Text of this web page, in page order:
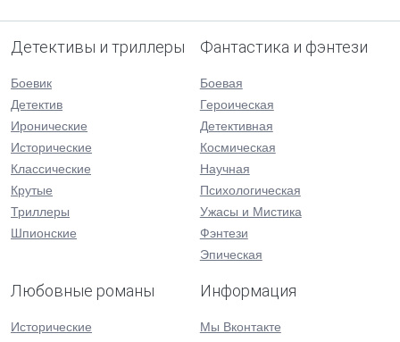
Детективы и триллеры
Боевик
Детектив
Иронические
Исторические
Классические
Крутые
Триллеры
Шпионские
Фантастика и фэнтези
Боевая
Героическая
Детективная
Космическая
Научная
Психологическая
Ужасы и Мистика
Фэнтези
Эпическая
Любовные романы
Исторические
Информация
Мы Вконтакте